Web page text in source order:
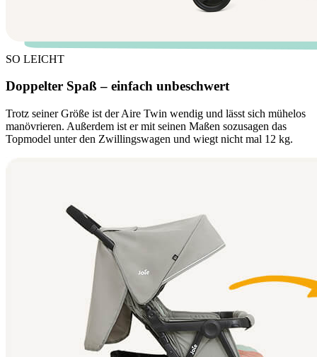
SO LEICHT
Doppelter Spaß – einfach unbeschwert
Trotz seiner Größe ist der Aire Twin wendig und lässt sich mühelos
manövrieren. Außerdem ist er mit seinen Maßen sozusagen das
Topmodel unter den Zwillingswagen und wiegt nicht mal 12 kg.